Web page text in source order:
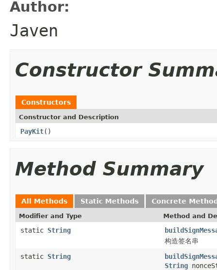
Author:
Javen
Constructor
Constructors
Constructor and Description
PayKit()
Method Summary
All Methods Static Methods Concrete
Modifier and Type Method and
static String
构造签名串
static String
String